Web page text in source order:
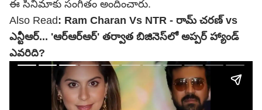
ఈ సినిమాకు సంగీతం అందించారు.
Also Read: Ram Charan Vs NTR - రామ్ చరణ్ vs
ఎన్టీఆర్... 'ఆర్ఆర్ఆర్' తర్వాత బిజినెస్‌లో అప్పర్ హ్యాండ్
ఎవరిది?